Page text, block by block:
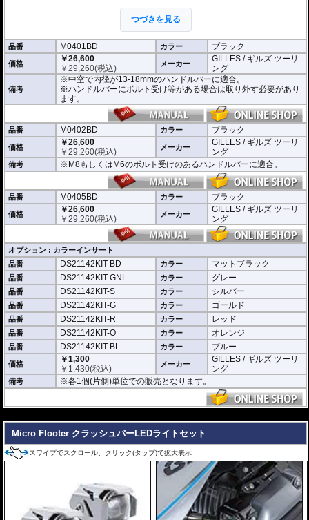
ミラーの角度や位置も調整が可能。視認性など安全へ関わる要素へも細心の注
※車検対応。
※1個単位での販売
※左右どちらにも使用できます。
※商品は汎用品となり、主に２系統の取り付け方法をラインナップ。
(取付確認がされているものは下記の適合検索で適合品番をご確認いただけま
M0401BD 中空で内径が13-18mmのハンドルバーに適合
M0402BD M8もしくはM6のボルト受けのあるハンドルバーに適合
M0405BD M12のボルト受けのあるハンドルバーに適合
別売オプションにカラーインサートをご用意。
車体のイメージに合わせたカスタムが可能となり、ワンポイントアクセントと
してその存在感を高めます。
つづきを見る
品番 M0401BD カラー ブラック
価格
￥26,600
￥29,260(税込) メーカー
GILLES / ギルズ ツーリ
ング
備考
※中空で内径が13-18mmのハンドルバーに適合。
※ハンドルバーにボルト受け等がある場合は取り外す必要があり
ます。
品番 M0402BD カラー ブラック
価格
￥26,600
￥29,260(税込) メーカー
GILLES / ギルズ ツーリ
ング
備考 ※M8もしくはM6のボルト受けのあるハンドルバーに適合。
品番 M0405BD カラー ブラック
価格
￥26,600
￥29,260(税込) メーカー
GILLES / ギルズ ツーリ
ング
オプション : カラーインサート
品番
DS21142KIT-BD カラー マットブラック
品番 DS21142KIT-GNL カラー グレー
品番 DS21142KIT-S カラー シルバー
品番 DS21142KIT-G カラー ゴールド
品番 DS21142KIT-R カラー レッド
品番 DS21142KIT-O カラー オレンジ
品番 DS21142KIT-BL カラー ブルー
価格
￥1,300
￥ 1,430(税込) メーカー
GILLES / ギルズ ツーリ
ング
備考 ※各1個(片側)単位での販売となります。
Micro Flooter クラッシュバーLEDライトセット
スワイプでスクロール、クリック(タップ)で拡大表示